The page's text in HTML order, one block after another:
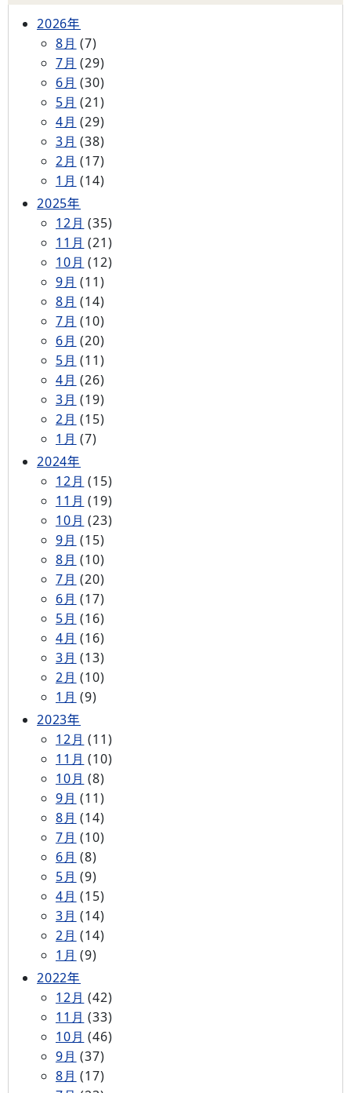
2026年
8月 (7)
7月 (29)
6月 (30)
5月 (21)
4月 (29)
3月 (38)
2月 (17)
1月 (14)
2025年
12月 (35)
11月 (21)
10月 (12)
9月 (11)
8月 (14)
7月 (10)
6月 (20)
5月 (11)
4月 (26)
3月 (19)
2月 (15)
1月 (7)
2024年
12月 (15)
11月 (19)
10月 (23)
9月 (15)
8月 (10)
7月 (20)
6月 (17)
5月 (16)
4月 (16)
3月 (13)
2月 (10)
1月 (9)
2023年
12月 (11)
11月 (10)
10月 (8)
9月 (11)
8月 (14)
7月 (10)
6月 (8)
5月 (9)
4月 (15)
3月 (14)
2月 (14)
1月 (9)
2022年
12月 (42)
11月 (33)
10月 (46)
9月 (37)
8月 (17)